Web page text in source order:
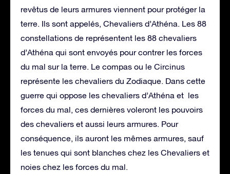
revêtus de leurs armures viennent pour protéger la
terre. Ils sont appelés, Chevaliers d’Athéna. Les 88
constellations de représentent les 88 chevaliers
d’Athéna qui sont envoyés pour contrer les forces
du mal sur la terre. Le compas ou le Circinus
représente les chevaliers du Zodiaque. Dans cette
guerre qui oppose les chevaliers d’Athéna et les
forces du mal, ces dernières voleront les pouvoirs
des chevaliers et aussi leurs armures. Pour
conséquence, ils auront les mêmes armures, sauf
les tenues qui sont blanches chez les Chevaliers et
noies chez les forces du mal.